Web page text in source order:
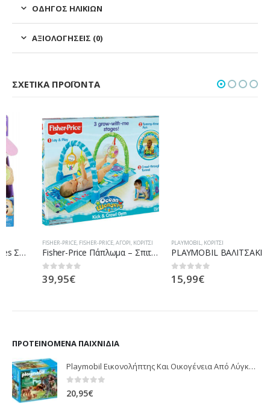
ΟΔΗΓΌΣ ΗΛΙΚΙΏΝ
ΑΞΙΟΛΟΓΉΣΕΙΣ (0)
ΣΧΕΤΙΚΆ ΠΡΟΪΌΝΤΑ
FISHER-PRICE,FISHER-PRICE,ΑΓΌΡΙ,ΚΟΡΊΤΣΙ
Fisher-Price Πάπλωμα – Σπιτάκι P5331
out of 5
€
PLAYMOBIL ,ΚΟΡΊΤΣΙ
PLAYMOBIL ΒΑΛΙΤΣΑΚΙ MAXI PRINCESS 9324 ΓΟΡΓΟΝΕΣ ΜΕ ΚΟΧΥΛΙ
out of 5
€
ΠΡΟΤΕΙΝΌΜΕΝΑ ΠΑΙΧΝΊΔΙΑ
Playmobil Εικονολήπτης Και Οικογένεια Από Λύγκες 5561
0 out of 5
20,95€